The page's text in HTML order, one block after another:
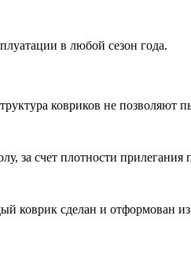
в любой сезон года.
ковриков не позволяют
за счет плотности прилегания
коврик сделан и отформован